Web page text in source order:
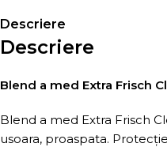
Descriere
Descriere
Blend a med Extra Frisch
Blend a med Extra Frisch
usoara, proaspata.